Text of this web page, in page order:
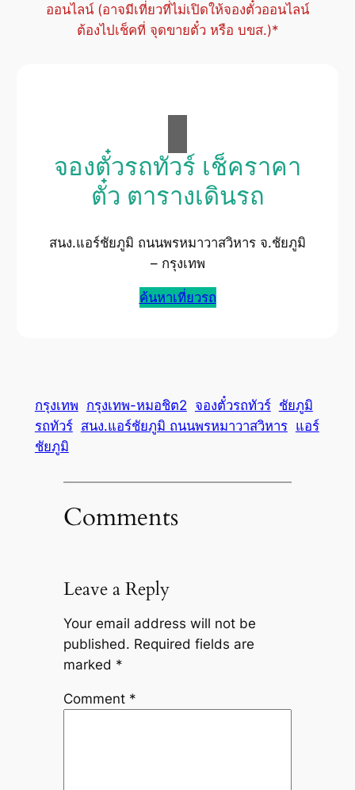
ออนไลน์ (อาจมีเที่ยวที่ไม่เปิดให้จองตั๋วออนไลน์
ต้องไปเช็คที่ จุดขายตั๋ว หรือ บขส.)*
จองตั๋วรถทัวร์ เช็คราคา
ตั๋ว ตารางเดินรถ
สนง.แอร์ชัยภูมิ ถนนพรหมาวาสวิหาร จ.ชัยภูมิ
– กรุงเทพ
ค้นหาเที่ยวรถ
กรุงเทพ กรุงเทพ-หมอชิต2 จองตั๋วรถทัวร์ ชัยภูมิ
รถทัวร์ สนง.แอร์ชัยภูมิ ถนนพรหมาวาสวิหาร แอร์
ชัยภูมิ
Comments
Leave a Reply
Your email address will not be
published. Required fields are
marked *
Comment *